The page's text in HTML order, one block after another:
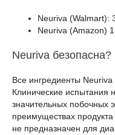
Neuriva (Walmart):
Neuriva (Amazon)
Neuriva безопасна?
Все ингредиенты
Клинические испытания
значительных побочных
преимуществах
не предназначен для